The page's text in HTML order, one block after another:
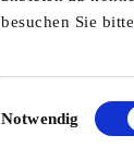
besuchen Sie bitte
Notwendig